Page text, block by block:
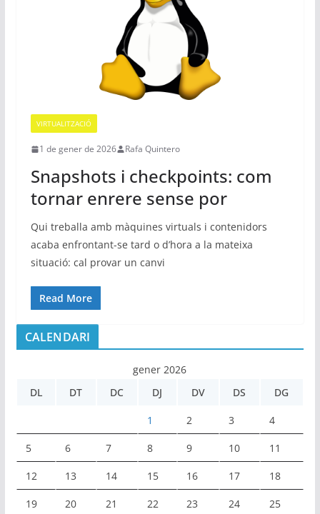
VIRTUALITZACIÓ
1 de gener de 2026 Rafa Quintero
Snapshots i checkpoints: com
tornar enrere sense por
Qui treballa amb màquines virtuals i contenidors
acaba enfrontant-se tard o d’hora a la mateixa
situació: cal provar un canvi
Read More
CALENDARI
gener 2026
DL
DT DC DJ DV DS DG
1 2 3 4
5 6 7 8 9 10 11
12 13 14 15 16 17 18
19 20 21 22 23 24 25